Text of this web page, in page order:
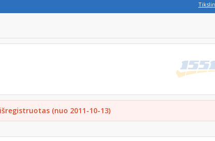
(nuo 2011-10-13)